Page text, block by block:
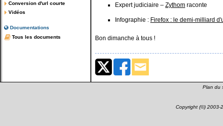
Conversion d'url courte
Vidéos
Documentations
Tous les documents
Expert judiciaire – Zythom raconte
Infographie : Firefox : le demi-milliard
Bon dimanche à tous !
Plan du
Copyright (©) 2003-